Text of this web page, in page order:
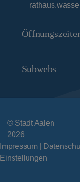
Subwebs
© Stadt Aalen
2026
Impressum
Einstellungen